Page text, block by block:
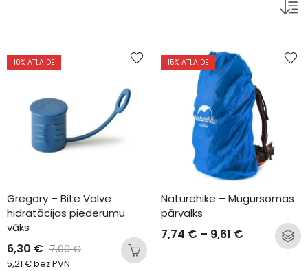
10% ATLAIDE
Gregory – Bite Valve
hidratācijas piederumu
vāks
6,30 € 7,00€
5,21 €bez PVN
15% ATLAIDE
Naturehike – Mugursomas
pārvalks
7,74 € – 9,61 €